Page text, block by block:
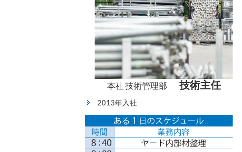
本社 技術管理部 技術主任
2013年入社